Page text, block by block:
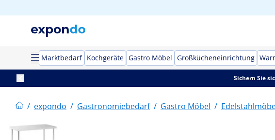
Marktbedarf Kochgeräte Gastro Möbel Großkücheneinrichtung
Sichern Sie
/ expondo / Gastronomiebedarf / Gastro Möbel /